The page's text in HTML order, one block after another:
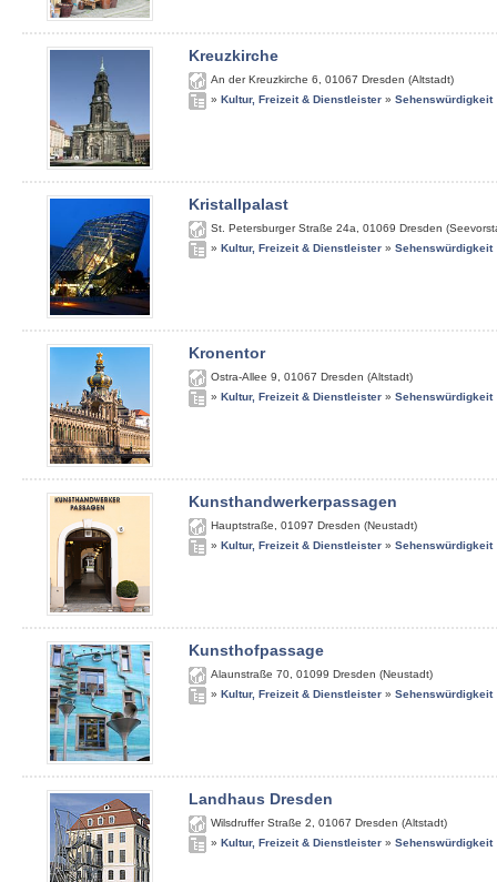
Kreuzkirche
An der Kreuzkirche 6 01067 Dresden (Altstadt)
» Kultur, Freizeit & Dienstleister » Sehenswürdigkeit
Kristallpalast
St. Petersburger Straße 24a 01069 Dresden
» Kultur, Freizeit & Dienstleister » Sehenswürdigkeit
Kronentor
Ostra-Allee 9 01067 Dresden (Altstadt)
» Kultur, Freizeit & Dienstleister » Sehenswürdigkeit
Kunsthandwerkerpassagen
Hauptstraße 01097 Dresden (Neustadt)
» Kultur, Freizeit & Dienstleister » Sehenswürdigkeit
Kunsthofpassage
Alaunstraße 70 01099 Dresden (Neustadt)
» Kultur, Freizeit & Dienstleister » Sehenswürdigkeit
Landhaus Dresden
Wilsdruffer Straße 2 01067 Dresden (Altstadt)
» Kultur, Freizeit & Dienstleister » Sehenswürdigkeit